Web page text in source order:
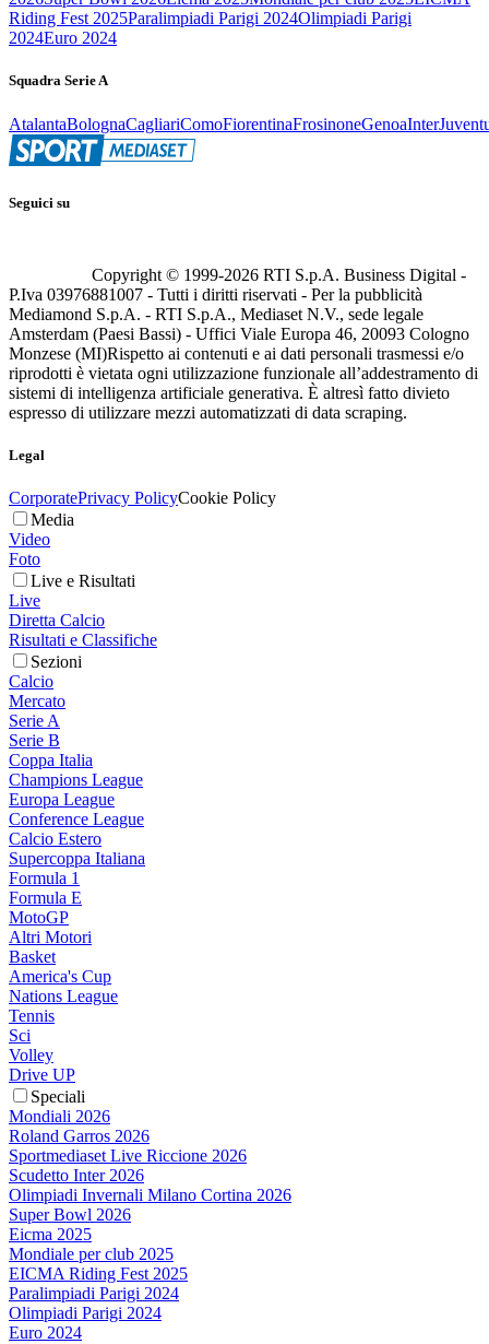
Riding Fest 2025Paralimpiadi Parigi 2024Olimpiadi Parigi
2024Euro 2024
Squadra Serie A
AtalantaBolognaCagliariComoFiorentinaFrosinoneGenoaInter
Seguici su
Copyright © 1999-2026 RTI S.p.A. Business Digital -
P.Iva 03976881007 - Tutti i diritti riservati - Per la pubblicità
Mediamond S.p.A. - RTI S.p.A., Mediaset N.V., sede legale
Amsterdam (Paesi Bassi) - Uffici Viale Europa 46, 20093 Cologno
Monzese (MI)Rispetto ai contenuti e ai dati personali trasmessi e/o
riprodotti è vietata ogni utilizzazione funzionale all’addestramento di
sistemi di intelligenza artificiale generativa. È altresì fatto divieto
espresso di utilizzare mezzi automatizzati di data scraping.
Legal
CorporatePrivacy PolicyCookie Policy
Media
Video
Foto
Live e Risultati
Live
Diretta Calcio
Risultati e Classifiche
Sezioni
Calcio
Mercato
Serie A
Serie B
Coppa Italia
Champions League
Europa League
Conference League
Calcio Estero
Supercoppa Italiana
Formula 1
Formula E
MotoGP
Altri Motori
Basket
America's Cup
Nations League
Tennis
Sci
Volley
Drive UP
Speciali
Mondiali 2026
Roland Garros 2026
Sportmediaset Live Riccione 2026
Scudetto Inter 2026
Olimpiadi Invernali Milano Cortina 2026
Super Bowl 2026
Eicma 2025
Mondiale per club 2025
EICMA Riding Fest 2025
Paralimpiadi Parigi 2024
Olimpiadi Parigi 2024
Euro 2024